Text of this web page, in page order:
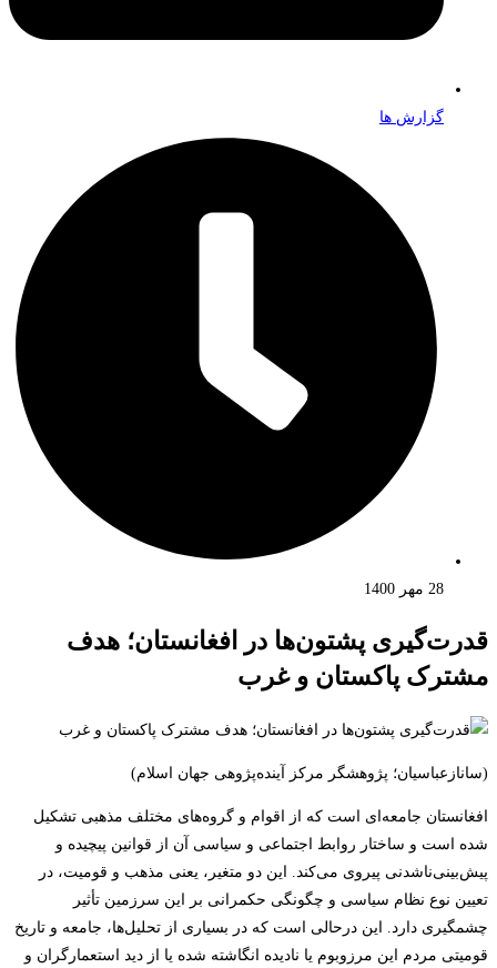
گزارش ها
28 مهر 1400
قدرت‌گیری پشتون‌ها در افغانستان؛ هدف
مشترک پاکستان و غرب
(سانازعباسیان؛ پژوهشگر مرکز آینده‌پژوهی جهان اسلام)
افغانستان جامعه‌ای است که از اقوام و گروه‌های مختلف مذهبی تشکیل
شده ‌است و ساختار روابط اجتماعی ‌و سیاسی آن از قوانین پیچیده و
پیش‌بینی‌ناشدنی پیروی می‌کند. این دو متغیر، یعنی مذهب و قومیت، در
تعیین نوع نظام سیاسی و چگونگی حکمرانی بر این سرزمین تأثیر
چشمگیری دارد. این درحالی است که در بسیاری از تحلیل‌ها، جامعه و تاریخ
قومیتی مردم این مرزوبوم یا نادیده انگاشته شده یا از دید استعمارگران و